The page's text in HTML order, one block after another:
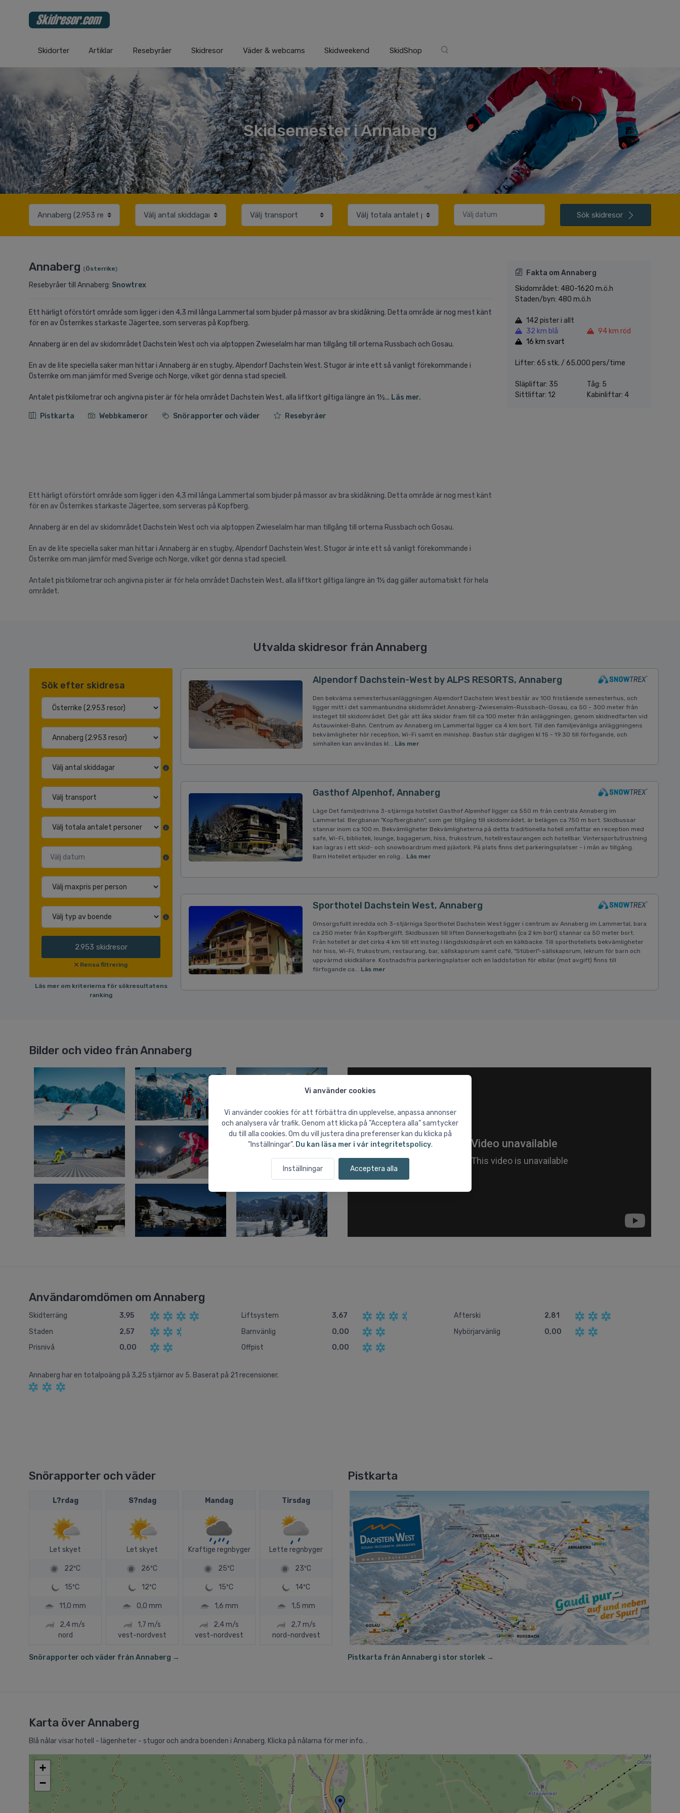
Vi använder cookies
Vi använder cookies för att förbättra din upplevelse, anpassa annonser
och analysera vår trafik. Genom att klicka på ”Acceptera alla” samtycker
du till alla cookies. Om du vill justera dina preferenser kan du klicka på
”Inställningar”. Du kan läsa mer i vår integritetspolicy.
Inställningar Acceptera alla
Skidorter Artiklar Resebyråer Skidresor Väder & webcams Skidweekend SkidShop
Skidsemester i Annaberg
Sök skidresor
Annaberg (Österrike)
Resebyråer till Annaberg: Snowtrex
Ett härligt oförstört område som ligger i den 4,3 mil långa Lammertal som bjuder på massor av bra skidåkning. Detta område är nog mest känt
för en av Österrikes starkaste Jägertee, som serveras på Kopfberg.
Annaberg är en del av skidområdet Dachstein West och via alptoppen Zwieselalm har man tillgång till orterna Russbach och Gosau.
En av de lite speciella saker man hittar i Annaberg är en stugby, Alpendorf Dachstein West. Stugor är inte ett så vanligt förekommande i
Österrike om man jämför med Sverige och Norge, vilket gör denna stad speciell.
Antalet pistkilometrar och angivna pister är för hela området Dachstein West, alla liftkort giltiga längre än 1½... Läs mer.
Pistkarta Webbkameror Snörapporter och väder Resebyråer
Fakta om Annaberg
Skidområdet: 480-1620 m.ö.h
Staden/byn: 480 m.ö.h
142 pister i allt
32 km blå
94 km röd
16 km svart
Lifter: 65 stk. / 65.000 pers/time
Släpliftar: 35
Tåg: 5
Sittliftar: 12
Kabinliftar: 4
Ett härligt oförstört område som ligger i den 4,3 mil långa Lammertal som bjuder på massor av bra skidåkning. Detta område är nog mest känt
för en av Österrikes starkaste Jägertee, som serveras på Kopfberg.
Annaberg är en del av skidområdet Dachstein West och via alptoppen Zwieselalm har man tillgång till orterna Russbach och Gosau.
En av de lite speciella saker man hittar i Annaberg är en stugby, Alpendorf Dachstein West. Stugor är inte ett så vanligt förekommande i
Österrike om man jämför med Sverige och Norge, vilket gör denna stad speciell.
Antalet pistkilometrar och angivna pister är för hela området Dachstein West, alla liftkort giltiga längre än 1½ dag gäller automatiskt för hela
området.
Utvalda skidresor från Annaberg
Sök efter skidresa
2.953 skidresor
Rensa filtrering
Läs mer om kriterierna för sökresultatens
ranking
Alpendorf Dachstein-West by ALPS RESORTS, Annaberg
Den bekväma semesterhusanläggningen Alpendorf Dachstein West består av 100 fristående semesterhus, och
ligger mitt i det sammanbundna skidområdet Annaberg-Zwiesenalm-Russbach-Gosau, ca 50 - 300 meter från
insteget till skidområdet. Det går att åka skidor fram till ca 100 meter från anläggningen, genom skidnedfarten vid
Astauwinkel-Bahn. Centrum av Annaberg im Lammertal ligger ca 4 km bort. Till den familjevänliga anläggningens
bekvämligheter hör reception, Wi-Fi samt en minishop. Bastun står dagligen kl 15 - 19.30 till förfogande, och
simhallen kan användas kl... Läs mer
Gasthof Alpenhof, Annaberg
Läge Det familjedrivna 3-stjärniga hotellet Gasthof Alpenhof ligger ca 550 m från centrala Annaberg im
Lammertal. Bergbanan "Kopfbergbahn", som ger tillgång till skidområdet, är belägen ca 750 m bort. Skidbussar
stannar inom ca 100 m. Bekvämligheter Bekvämligheterna på detta traditionella hotell omfattar en reception med
safe, Wi-Fi, bibliotek, lounge, bagagerum, hiss, frukostrum, hotellrestaurangen och hotellbar. Vintersportutrustning
kan lagras i ett skid- och snowboardrum med pjäxtork. På plats finns det parkeringsplatser - i mån av tillgång.
Barn Hotellet erbjuder en rolig... Läs mer
Sporthotel Dachstein West, Annaberg
Omsorgsfullt inredda och 3-stjärniga Sporthotel Dachstein West ligger i centrum av Annaberg im Lammertal, bara
ca 250 meter från Kopfberglift. Skidbussen till liften Donnerkogelbahn (ca 2 km bort) stannar ca 50 meter bort.
Från hotellet är det cirka 4 km till ett insteg i längdskidspåret och en kälkbacke. Till sporthotellets bekvämligheter
hör hiss, Wi-Fi, frukostrum, restaurang, bar, sällskapsrum samt café, "Stüberl"-sällskapsrum, lekrum för barn och
uppvärmd skidkällare. Kostnadsfria parkeringsplatser och en laddstation för elbilar (mot avgift) finns till
förfogande ca... Läs mer
Bilder och video från Annaberg
Användaromdömen om Annaberg
Skidterräng 3,95 Liftsystem 3,67 Afterski
2,81
Staden
2,57 Barnvänlig 0,00 Nybörjarvänlig
0,00
Prisnivå
0,00 Offpist 0,00
Annaberg har en totalpoäng på 3,25 stjärnor av 5. Baserat på 21 recensioner.
Snörapporter och väder
L?rdag
Let skyet
22ºC
15ºC
11,0 mm
2,4 m/s
nord
S?ndag
Let skyet
26ºC
12ºC
0,0 mm
1,7 m/s
vest-nordvest
Mandag
Kraftige regnbyger
25ºC
15ºC
1,6 mm
2,4 m/s
vest-nordvest
Tirsdag
Lette regnbyger
23ºC
14ºC
1,5 mm
2,7 m/s
nord-nordvest
Snörapporter och väder från Annaberg →
Pistkarta
Pistkarta från Annaberg i stor storlek →
Karta över Annaberg
Blå nålar visar hotell - lägenheter - stugor och andra boenden i Annaberg. Klicka på nålarna för mer info. .
+
−